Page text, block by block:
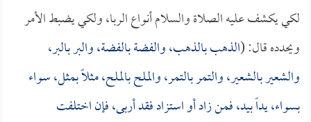
لكي يكشف عليه الصلاة والسلام أنواع الربا، ولكي يضبط الأمر
ويحدده قال: (الذهب بالذهب، والفضة بالفضة، والبر بالبر،
والشعير بالشعير، والتمر بالتمر، والملح بالملح، مثلاً بمثل، سواء
بسواء، يداً بيد، فمن زاد أو استزاد فقد أربى، فإن اختلفت